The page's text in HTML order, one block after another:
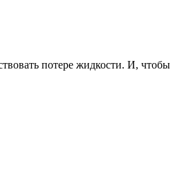
потере жидкости. И, чтобы